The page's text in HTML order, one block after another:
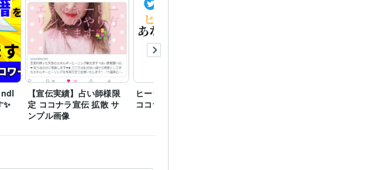
ターネット通信販売:14年貿易会社経営:12年
よる(拡散/宣伝/集客)
ツイッター 集客 Facebook
Instagram
、輸入品転売、OEMの相談
輸入 輸出 OEM 中国 販売代行
✨
【宣伝実績】占い師様限
定 ココナラ宣伝 拡散 サ
ンプル画像
ヒーラー様限定 あなたの
ココナラ宣伝します